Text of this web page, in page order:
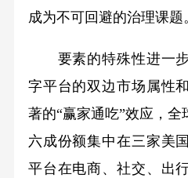
成为不可回避的治理课题
要素的特殊性进一步
字平台的双边市场属性
著的“赢家通吃”效应，
六成份额集中在三家美
平台在电商、社交、出